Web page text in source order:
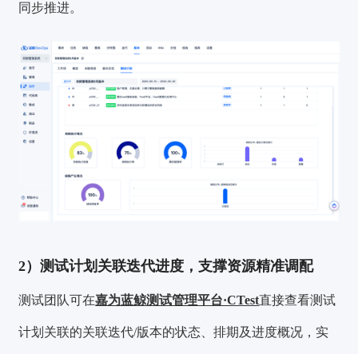
同步推进。
2）测试计划关联迭代进度，支撑资源精准调配
测试团队可在嘉为蓝鲸测试管理平台·CTest直接查看测试
计划关联的关联迭代/版本的状态、排期及进度概况，实